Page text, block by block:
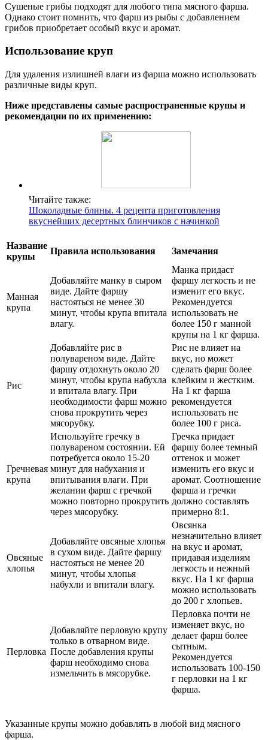
Сушеные грибы подходят для любого типа мясного фарша.
Однако стоит помнить, что фарш из рыбы с добавлением
грибов приобретает особый вкус и аромат.
Использование круп
Для удаления излишней влаги из фарша можно использовать
различные виды круп.
Ниже представлены самые распространенные крупы и
рекомендации по их применению:
Читайте также:
Шоколадные блины. 4 рецепта приготовления
вкуснейших десертных блинчиков с начинкой
Название
крупы
Правила использования Замечания
Манная
крупа
Добавляйте манку в сыром
виде. Дайте фаршу
настояться не менее 30
минут, чтобы крупа впитала
влагу.
Манка придаст
фаршу легкость и не
изменит его вкус.
Рекомендуется
использовать не
более 150 г манной
крупы на 1 кг фарша.
Рис
Добавляйте рис в
полувареном виде. Дайте
фаршу отдохнуть около 20
минут, чтобы крупа набухла
и впитала влагу. При
необходимости фарш можно
снова прокрутить через
мясорубку.
Рис не влияет на
вкус, но может
сделать фарш более
клейким и жестким.
На 1 кг фарша
рекомендуется
использовать не
более 100 г риса.
Гречневая
крупа
Используйте гречку в
полувареном состоянии. Ей
потребуется около 15-20
минут для набухания и
впитывания влаги. При
желании фарш с гречкой
можно повторно прокрутить
через мясорубку.
Гречка придает
фаршу более темный
оттенок и может
изменить его вкус и
аромат. Соотношение
фарша и гречки
должно составлять
примерно 8:1.
Овсяные
хлопья
Добавляйте овсяные хлопья
в сухом виде. Дайте фаршу
настояться не менее 20
минут, чтобы хлопья
набухли и впитали влагу.
Овсянка
незначительно влияет
на вкус и аромат,
придавая изделиям
легкость и нежный
вкус. На 1 кг фарша
можно использовать
до 200 г хлопьев.
Перловка
Добавляйте перловую крупу
только в отварном виде.
После добавления крупы
фарш необходимо снова
измельчить в мясорубке.
Перловка почти не
изменяет вкус, но
делает фарш более
сытным.
Рекомендуется
использовать 100-150
г перловки на 1 кг
фарша.
Указанные крупы можно добавлять в любой вид мясного
фарша.